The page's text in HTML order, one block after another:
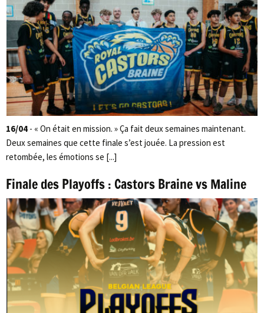
16/04 - « On était en mission. » Ça fait deux semaines maintenant.
Deux semaines que cette finale s’est jouée. La pression est
retombée, les émotions se [...]
Finale des Playoffs : Castors Braine vs Maline